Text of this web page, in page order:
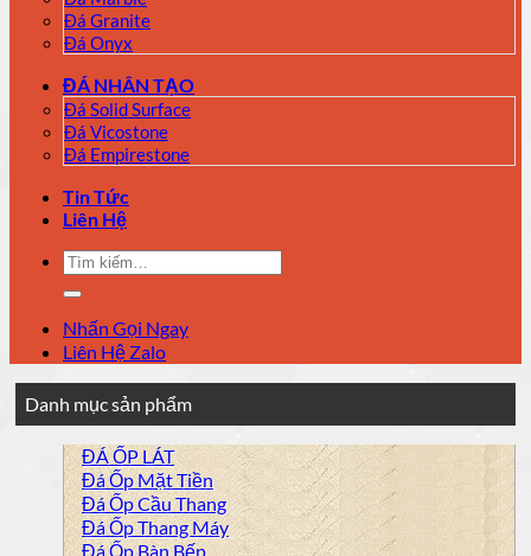
Đá Granite
Đá Onyx
ĐÁ NHÂN TẠO
Đá Solid Surface
Đá Vicostone
Đá Empirestone
Tin Tức
Liên Hệ
Tìm
kiếm:
Nhấn Gọi Ngay
Liên Hệ Zalo
Danh mục sản phẩm
ĐÁ ỐP LÁT
Đá Ốp Mặt Tiền
Đá Ốp Cầu Thang
Đá Ốp Thang Máy
Đá Ốp Bàn Bếp